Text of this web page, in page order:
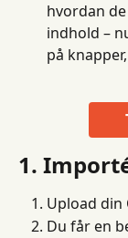
hvordan
indhold –
på
1.
Upload din
Du får en